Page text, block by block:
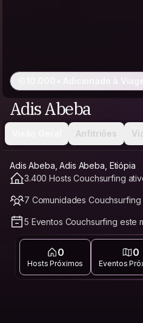
10.000+ Adicionado à
Adis Abeba
Anfitriões
Adis Abeba, Adis Abeba, Etiópia
3.400 Hosts Couchsurfing
7 Comunidades Couchsurfing
5 Eventos Couchsurfing este
0
Hosts Próximos
0
Eventos